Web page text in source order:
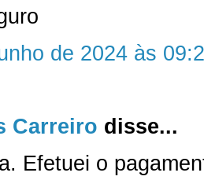
de 2024 às
Carreiro disse...
Efetuei o